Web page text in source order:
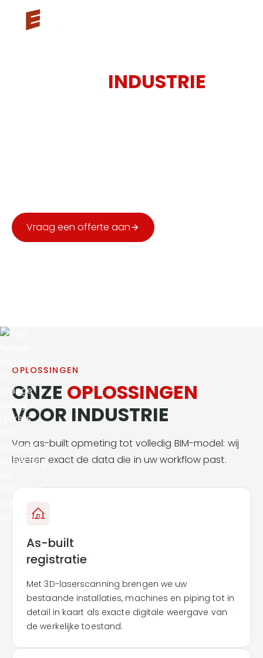
INDUSTRIE
Vraag een offerte aan
OPLOSSINGEN
ONZE OPLOSSINGEN
VOOR INDUSTRIE
Van as-built opmeting tot volledig BIM-model: wij
leveren exact de data die in uw workflow past.
As-built
registratie
Met 3D-laserscanning brengen we uw
bestaande installaties, machines en piping tot in
detail in kaart als exacte digitale weergave van
de werkelijke toestand.